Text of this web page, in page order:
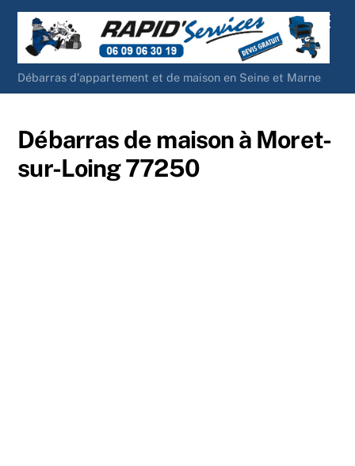
Skip
content
Débarras d'appartement et de maison en Seine et Marne
Débarras de maison à Moret-
sur-Loing 77250